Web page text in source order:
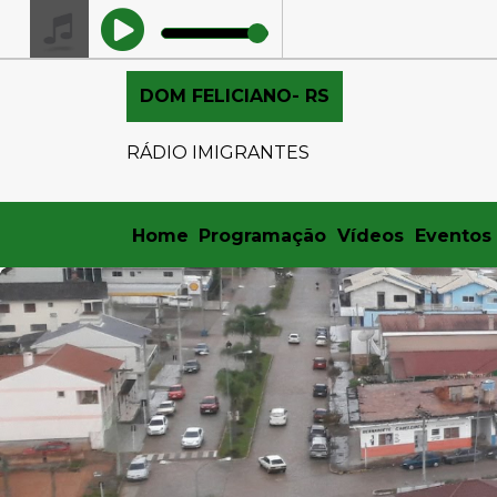
DOM FELICIANO- RS
RÁDIO IMIGRANTES
Home Programação Vídeos Eventos